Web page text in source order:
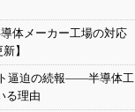
体メーカー工場の対応
】
逼迫の続報――半導体工
る理由